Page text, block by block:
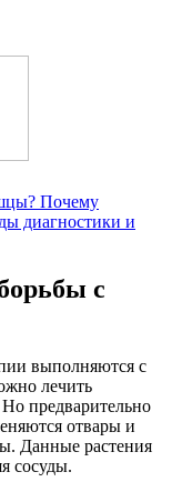
Почему
диагностики и
с
выполняются с
лечить
предварительно
отвары и
Данные растения
сосуды.